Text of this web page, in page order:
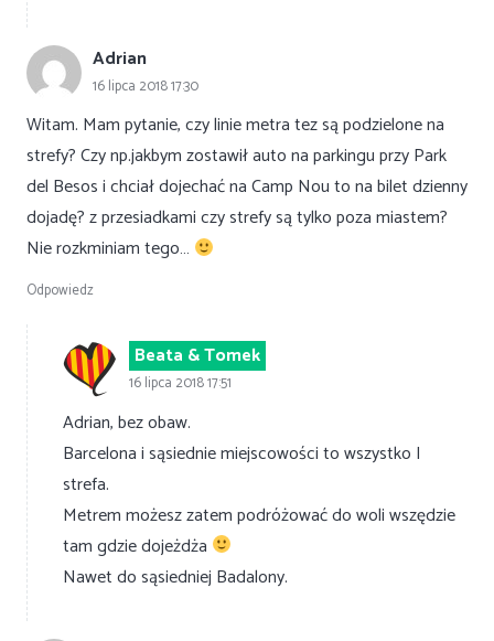
Adrian
16 lipca 2018 17:30
Witam. Mam pytanie, czy linie metra tez są podzielone na
strefy? Czy np.jakbym zostawił auto na parkingu przy Park
del Besos i chciał dojechać na Camp Nou to na bilet dzienny
dojadę? z przesiadkami czy strefy są tylko poza miastem?
Nie rozkminiam tego…
Odpowiedz
Beata & Tomek
16 lipca 2018 17:51
Adrian, bez obaw.
Barcelona i sąsiednie miejscowości to wszystko I
strefa.
Metrem możesz zatem podróżować do woli wszędzie
tam gdzie dojeżdża
Nawet do sąsiedniej Badalony.